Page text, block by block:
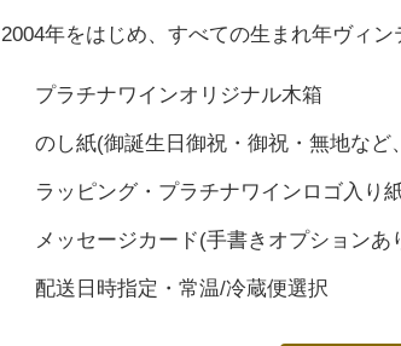
2004年をはじめ、すべての生まれ年ヴィ
プラチナワインオリジナル木箱
のし紙(御誕生日御祝・御祝・無地など
ラッピング・プラチナワインロゴ入り
メッセージカード(手書きオプションあ
配送日時指定・常温/冷蔵便選択